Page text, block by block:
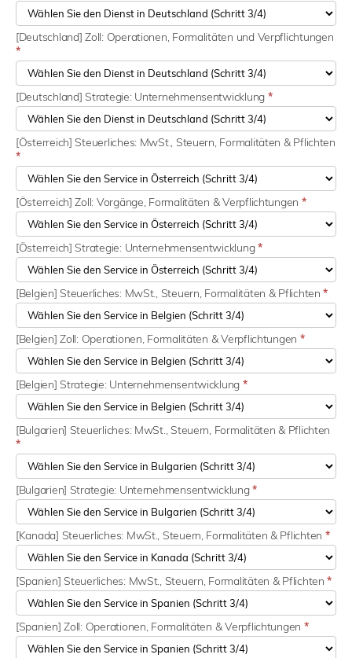
[Deutschland] Zoll: Operationen, Formalitäten und Verpflichtungen
*
[Deutschland] Strategie: Unternehmensentwicklung *
[Österreich] Steuerliches: MwSt., Steuern, Formalitäten & Pflichten
*
[Österreich] Zoll: Vorgänge, Formalitäten & Verpflichtungen *
[Österreich] Strategie: Unternehmensentwicklung*
[Belgien] Steuerliches: MwSt., Steuern, Formalitäten & Pflichten*
[Belgien] Zoll: Operationen, Formalitäten & Verpflichtungen *
[Belgien] Strategie: Unternehmensentwicklung *
[Bulgarien] Steuerliches: MwSt., Steuern, Formalitäten & Pflichten
*
[Bulgarien] Strategie: Unternehmensentwicklung*
[Kanada] Steuerliches: MwSt., Steuern, Formalitäten & Pflichten *
[Spanien] Steuerliches: MwSt., Steuern, Formalitäten & Pflichten*
[Spanien] Zoll: Operationen, Formalitäten & Verpflichtungen *